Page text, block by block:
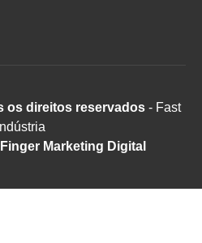
os direitos reservados- Fast
Indústria
Finger Marketing Digital